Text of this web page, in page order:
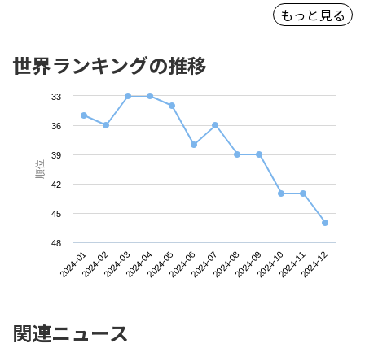
もっと見る
世界ランキングの推移
順位
2024-012024-022024-032024-042024-052024-062024-072024-082024-092024-102024-112024-12
33
36
39
42
45
48
関連ニュース